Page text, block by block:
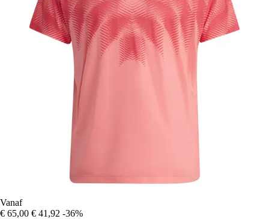
Vanaf
€ 65,00 € 41,92 -36%